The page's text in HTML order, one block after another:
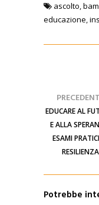
ascolto,
educazione,
EDUCARE AL
E ALLA
ESAMI
RESILIENZA
Potrebbe